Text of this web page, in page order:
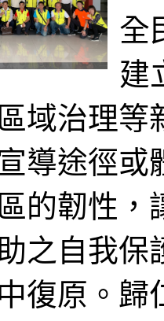
全
建
域治理等
導途徑或
的韌性，
之自我保
復原。